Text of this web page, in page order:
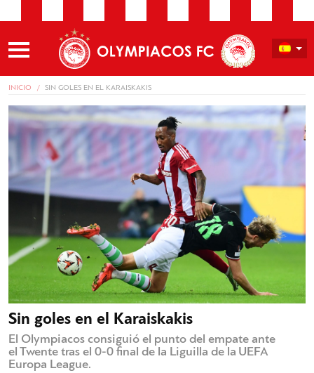
INICIO SIN GOLES EN EL KARAISKAKIS
Sin goles en el Karaiskakis
El Olympiacos consiguió el punto del empate ante
el Twente tras el 0-0 final de la Liguilla de la UEFA
Europa League.